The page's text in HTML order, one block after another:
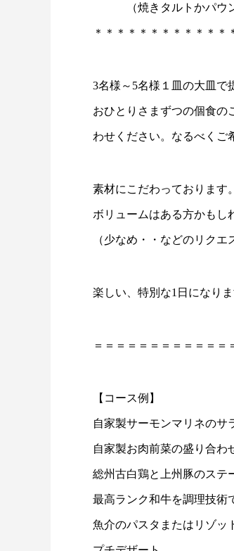
（焼きタルトかパウン
＊＊＊＊＊＊＊＊＊＊＊＊
3名様～5名様１皿の大皿で
おひとりさまずつの個食の
わせください。なるべくご
素材にこだわっております。
ボリュームはある方かもし
（少なめ・・などのリクエ
楽しい、特別な1日になり
＝＝＝＝＝＝＝＝＝＝＝＝
【コース例】
自家製サーモンマリネのサ
自家製お肉前菜の盛り合わ
総州古白鶏と上州豚のステ
最高ランク和牛を調理技術
魚介のパスタまたはリゾッ